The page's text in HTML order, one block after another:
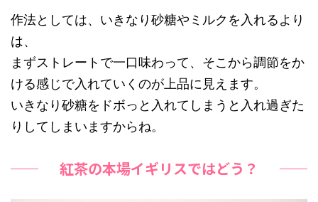
作法としては、いきなり砂糖やミルクを入れるより
は、
まずストレートで一口味わって、そこから調節をか
ける感じで入れていくのが上品に見えます。
いきなり砂糖をドボっと入れてしまうと入れ過ぎた
りしてしまいますからね。
紅茶の本場イギリスではどう？